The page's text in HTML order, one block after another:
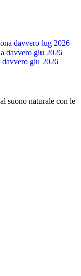
davvero lug 2026
davvero giu 2026
davvero giu 2026
suono naturale con le